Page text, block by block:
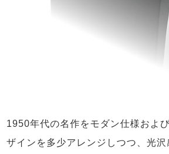
1950年代の名作をモダン仕様およ
ザインを多少アレンジしつつ、光